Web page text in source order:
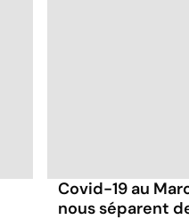
Covid-19 au
nous séparent